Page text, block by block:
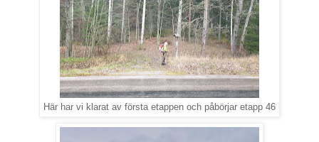
Här har vi klarat av första etappen och påbörjar etapp 46